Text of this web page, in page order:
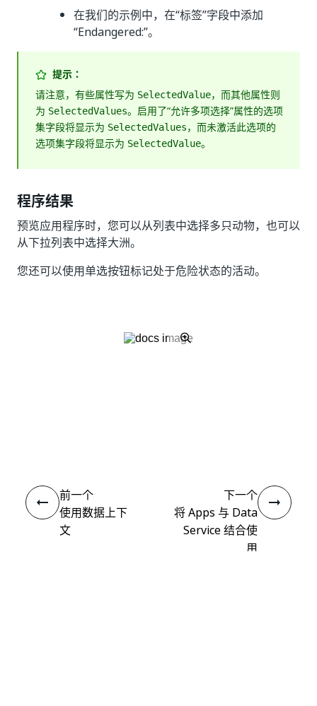
在我们的示例中，在“标签”字段中添加
“Endangered:”。
提示：
请注意，有些属性写为 SelectedValue，而其他属性则
为 SelectedValues。启用了“允许多项选择”属性的选项
集字段将显示为 SelectedValues，而未激活此选项的
选项集字段将显示为 SelectedValue。
程序结果
预览应用程序时，您可以从列表中选择多只动物，也可以
从下拉列表中选择大洲。
您还可以使用单选按钮标记处于危险状态的活动。
前一个
使用数据上下
文
下一个
将 Apps 与 Data
Service 结合使
用